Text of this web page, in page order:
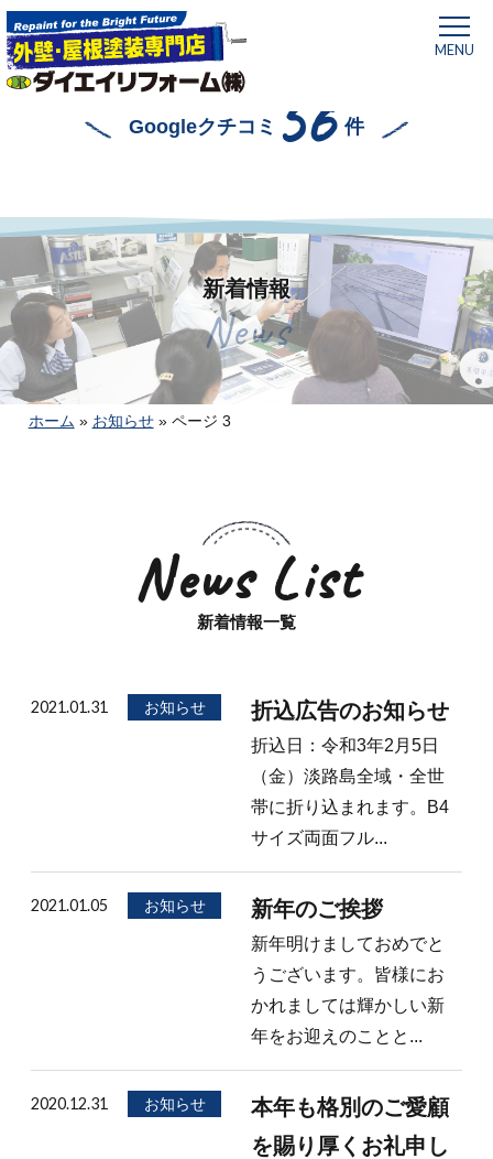
MENU
Googleクチコミ 56 件
ホーム » お知らせ» ページ 3
新着情報
News
News List
新着情報一覧
2021.01.31 お知らせ 折込広告のお知らせ
折込日：令和3年2月5日
（金）淡路島全域・全世
帯に折り込まれます。B4
サイズ両面フル...
2021.01.05 お知らせ 新年のご挨拶
新年明けましておめでと
うございます。皆様にお
かれましては輝かしい新
年をお迎えのことと...
2020.12.31 お知らせ
本年も格別のご愛顧
を賜り厚くお礼申し